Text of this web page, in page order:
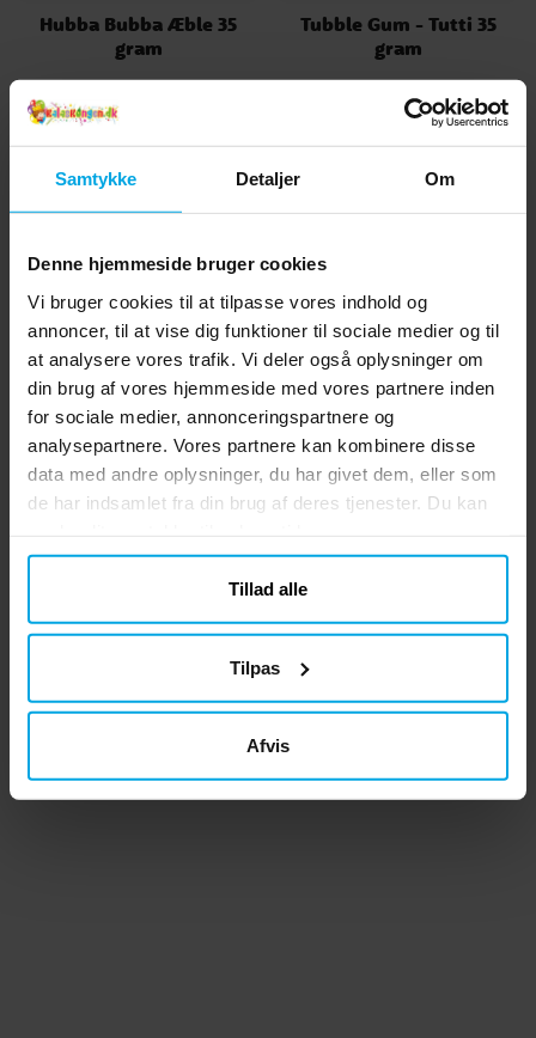
Samtykke Detaljer Om
Denne hjemmeside bruger cookies
Vi bruger cookies til at tilpasse vores indhold og
annoncer, til at vise dig funktioner til sociale medier og til
at analysere vores trafik. Vi deler også oplysninger om
din brug af vores hjemmeside med vores partnere inden
for sociale medier, annonceringspartnere og
analysepartnere. Vores partnere kan kombinere disse
data med andre oplysninger, du har givet dem, eller som
de har indsamlet fra din brug af deres tjenester. Du kan
Tillad alle
Tilpas
Afvis
Hubba Bubba Æble 35
gram
KØB
Tubble Gum - Tutti 35
gram
18 kr.
18 kr.
KØB